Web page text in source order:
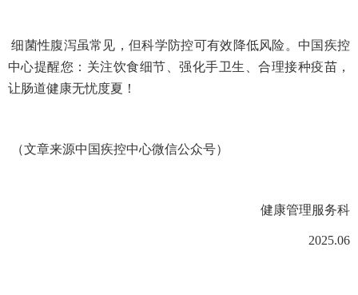
细菌性腹泻虽常见，但科学防控可有效降低风险。中国疾控
中心提醒您：关注饮食细节、强化手卫生、合理接种疫苗，
让肠道健康无忧度夏！
（文章来源中国疾控中心微信公众号）
健康管理服务科
2025.06